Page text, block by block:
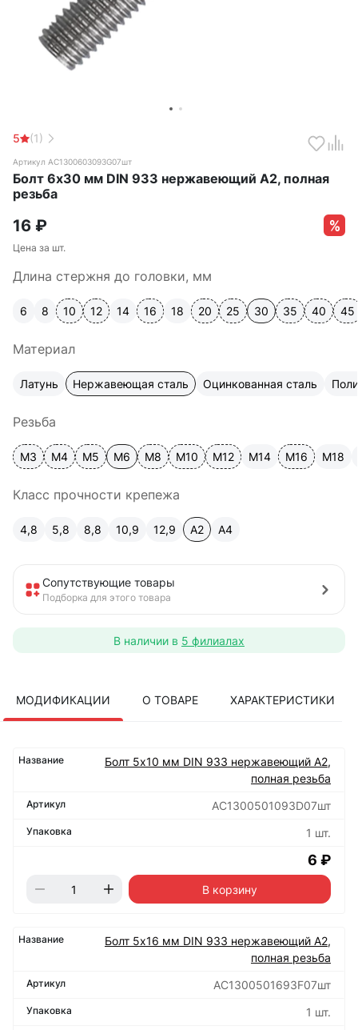
5 (1)
Артикул АС1300603093G07шт
Болт 6х30 мм DIN 933 нержавеющий А2, полная
резьба
16 ₽
Цена за шт.
Длина стержня до головки, мм
6 8 10 12 14 16 18 20 25 30 35 40 45
Материал
Латунь Нержавеющая сталь Оцинкованная сталь
Резьба
М3 М4 М5 М6 М8 М10 М12 М14 М16 М18
Класс прочности крепежа
4,8 5,8 8,8 10,9 12,9 A2 А4
Сопутствующие товары
Подборка для этого товара
В наличии в 5 филиалах
МОДИФИКАЦИИ О ТОВАРЕ ХАРАКТЕРИСТИКИ
Болт 5х10 мм DIN 933 нержавеющий А2,
полная резьба
АС1300501093D07шт
1 шт.
6 ₽
В корзину
Болт 5х16 мм DIN 933 нержавеющий А2,
полная резьба
АС1300501693F07шт
1 шт.